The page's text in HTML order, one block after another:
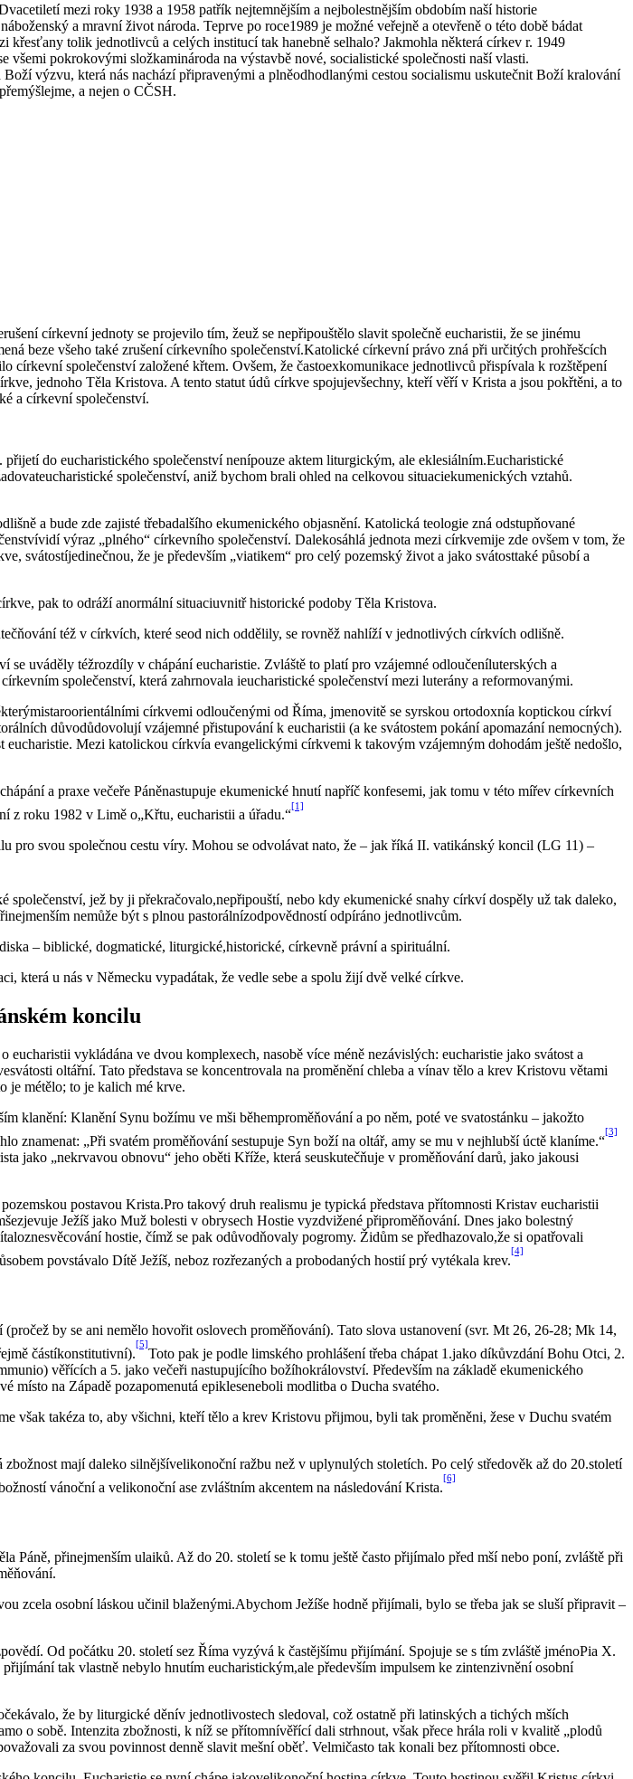
mezi roky 1938 a 1958 patřík nejtemnějším a nejbolestnějším obdobím naší historie
a mravní život národa. Teprve po roce1989 je možné veřejně a otevřeně o této době bádat
křesťany tolik jednotlivců a celých institucí tak hanebně selhalo? Jakmohla některá církev r. 1949
pokrokovými složkaminároda na výstavbě nové, socialistické společnosti naší vlasti.
výzvu, která nás nachází připravenými a plněodhodlanými cestou socialismu uskutečnit Boží kralování
a nejen o CČSH.
církevní jednoty se projevilo tím, žeuž se nepřipouštělo slavit společně eucharistii, že se jinému
beze všeho také zrušení církevního společenství.Katolické církevní právo zná při určitých prohřešcích
společenství založené křtem. Ovšem, že častoexkomunikace jednotlivců přispívala k rozštěpení
jednoho Těla Kristova. A tento statut údů církve spojujevšechny, kteří věří v Krista a jsou pokřtěni, a to
a církevní společenství.
do eucharistického společenství nenípouze aktem liturgickým, ale eklesiálním.Eucharistické
společenství, aniž bychom brali ohled na celkovou situaciekumenických vztahů.
a bude zde zajisté třebadalšího ekumenického objasnění. Katolická teologie zná odstupňované
výraz „plného“ církevního společenství. Dalekosáhlá jednota mezi církvemije zde ovšem v tom, že
svátostíjedinečnou, že je především „viatikem“ pro celý pozemský život a jako svátosttaké působí a
pak to odráží anormální situaciuvnitř historické podoby Těla Kristova.
též v církvích, které seod nich oddělily, se rovněž nahlíží v jednotlivých církvích odlišně.
uváděly téžrozdíly v chápání eucharistie. Zvláště to platí pro vzájemné odloučeníluterských a
společenství, která zahrnovala ieucharistické společenství mezi luterány a reformovanými.
církvemi odloučenými od Říma, jmenovitě se syrskou ortodoxnía koptickou církví
důvodůdovolují vzájemné přistupování k eucharistii (a ke svátostem pokání apomazání nemocných).
Mezi katolickou církvía evangelickými církvemi k takovým vzájemným dohodám ještě nedošlo,
a praxe večeře Páněnastupuje ekumenické hnutí napříč konfesemi, jak tomu v této mířev církevních
z roku 1982 v Limě o„Křtu, eucharistii a úřadu.“
[1]
pro svou společnou cestu víry. Mohou se odvolávat nato, že – jak říká II. vatikánský koncil (LG 11) –
společenství, jež by ji překračovalo,nepřipouští, nebo kdy ekumenické snahy církví dospěly už tak daleko,
nemůže být s plnou pastorálnízodpovědností odpíráno jednotlivcům.
– biblické, dogmatické, liturgické,historické, církevně právní a spirituální.
která u nás v Německu vypadátak, že vedle sebe a spolu žijí dvě velké církve.
koncilu
vykládána ve dvou komplexech, nasobě více méně nezávislých: eucharistie jako svátost a
oltářní. Tato představa se koncentrovala na proměnění chleba a vínav tělo a krev Kristovu větami
je métělo; to je kalich mé krve.
klanění: Klanění Synu božímu ve mši běhemproměňování a po něm, poté ve svatostánku – jakožto
„Při svatém proměňování sestupuje Syn boží na oltář, amy se mu v nejhlubší úctě klaníme.“
[3]
jako „nekrvavou obnovu“ jeho oběti Kříže, která seuskutečňuje v proměňování darů, jako jakousi
postavou Krista.Pro takový druh realismu je typická představa přítomnosti Kristav eucharistii
Ježíš jako Muž bolesti v obrysech Hostie vyzdvižené připroměňování. Dnes jako bolestný
hostie, čímž se pak odůvodňovaly pogromy. Židům se předhazovalo,že si opatřovali
povstávalo Dítě Ježíš, neboz rozřezaných a probodaných hostií prý vytékala krev.
[4]
by se ani nemělo hovořit oslovech proměňování). Tato slova ustanovení (svr. Mt 26, 26-28; Mk 14,
částíkonstitutivní).
[5]
Toto pak je podle limského prohlášení třeba chápat 1.jako díkůvzdání Bohu Otci, 2.
věřících a 5. jako večeři nastupujícího božíhokrálovství. Především na základě ekumenického
na Západě pozapomenutá epikleseneboli modlitba o Ducha svatého.
však takéza to, aby všichni, kteří tělo a krev Kristovu přijmou, byli tak proměněni, žese v Duchu svatém
mají daleko silnějšívelikonoční ražbu než v uplynulých stoletích. Po celý středověk až do 20.století
vánoční a velikonoční ase zvláštním akcentem na následování Krista.
[6]
Páně, přinejmenším ulaiků. Až do 20. století se k tomu ještě často přijímalo před mší nebo poní, zvláště při
zcela osobní láskou učinil blaženými.Abychom Ježíše hodně přijímali, bylo se třeba jak se sluší připravit –
Od počátku 20. století sez Říma vyzývá k častějšímu přijímání. Spojuje se s tím zvláště jménoPia X.
tak vlastně nebylo hnutím eucharistickým,ale především impulsem ke zintenzivnění osobní
že by liturgické děnív jednotlivostech sledoval, což ostatně při latinských a tichých mších
o sobě. Intenzita zbožnosti, k níž se přítomnívěřící dali strhnout, však přece hrála roli v kvalitě „plodů
za svou povinnost denně slavit mešní oběť. Velmičasto tak konali bez přítomnosti obce.